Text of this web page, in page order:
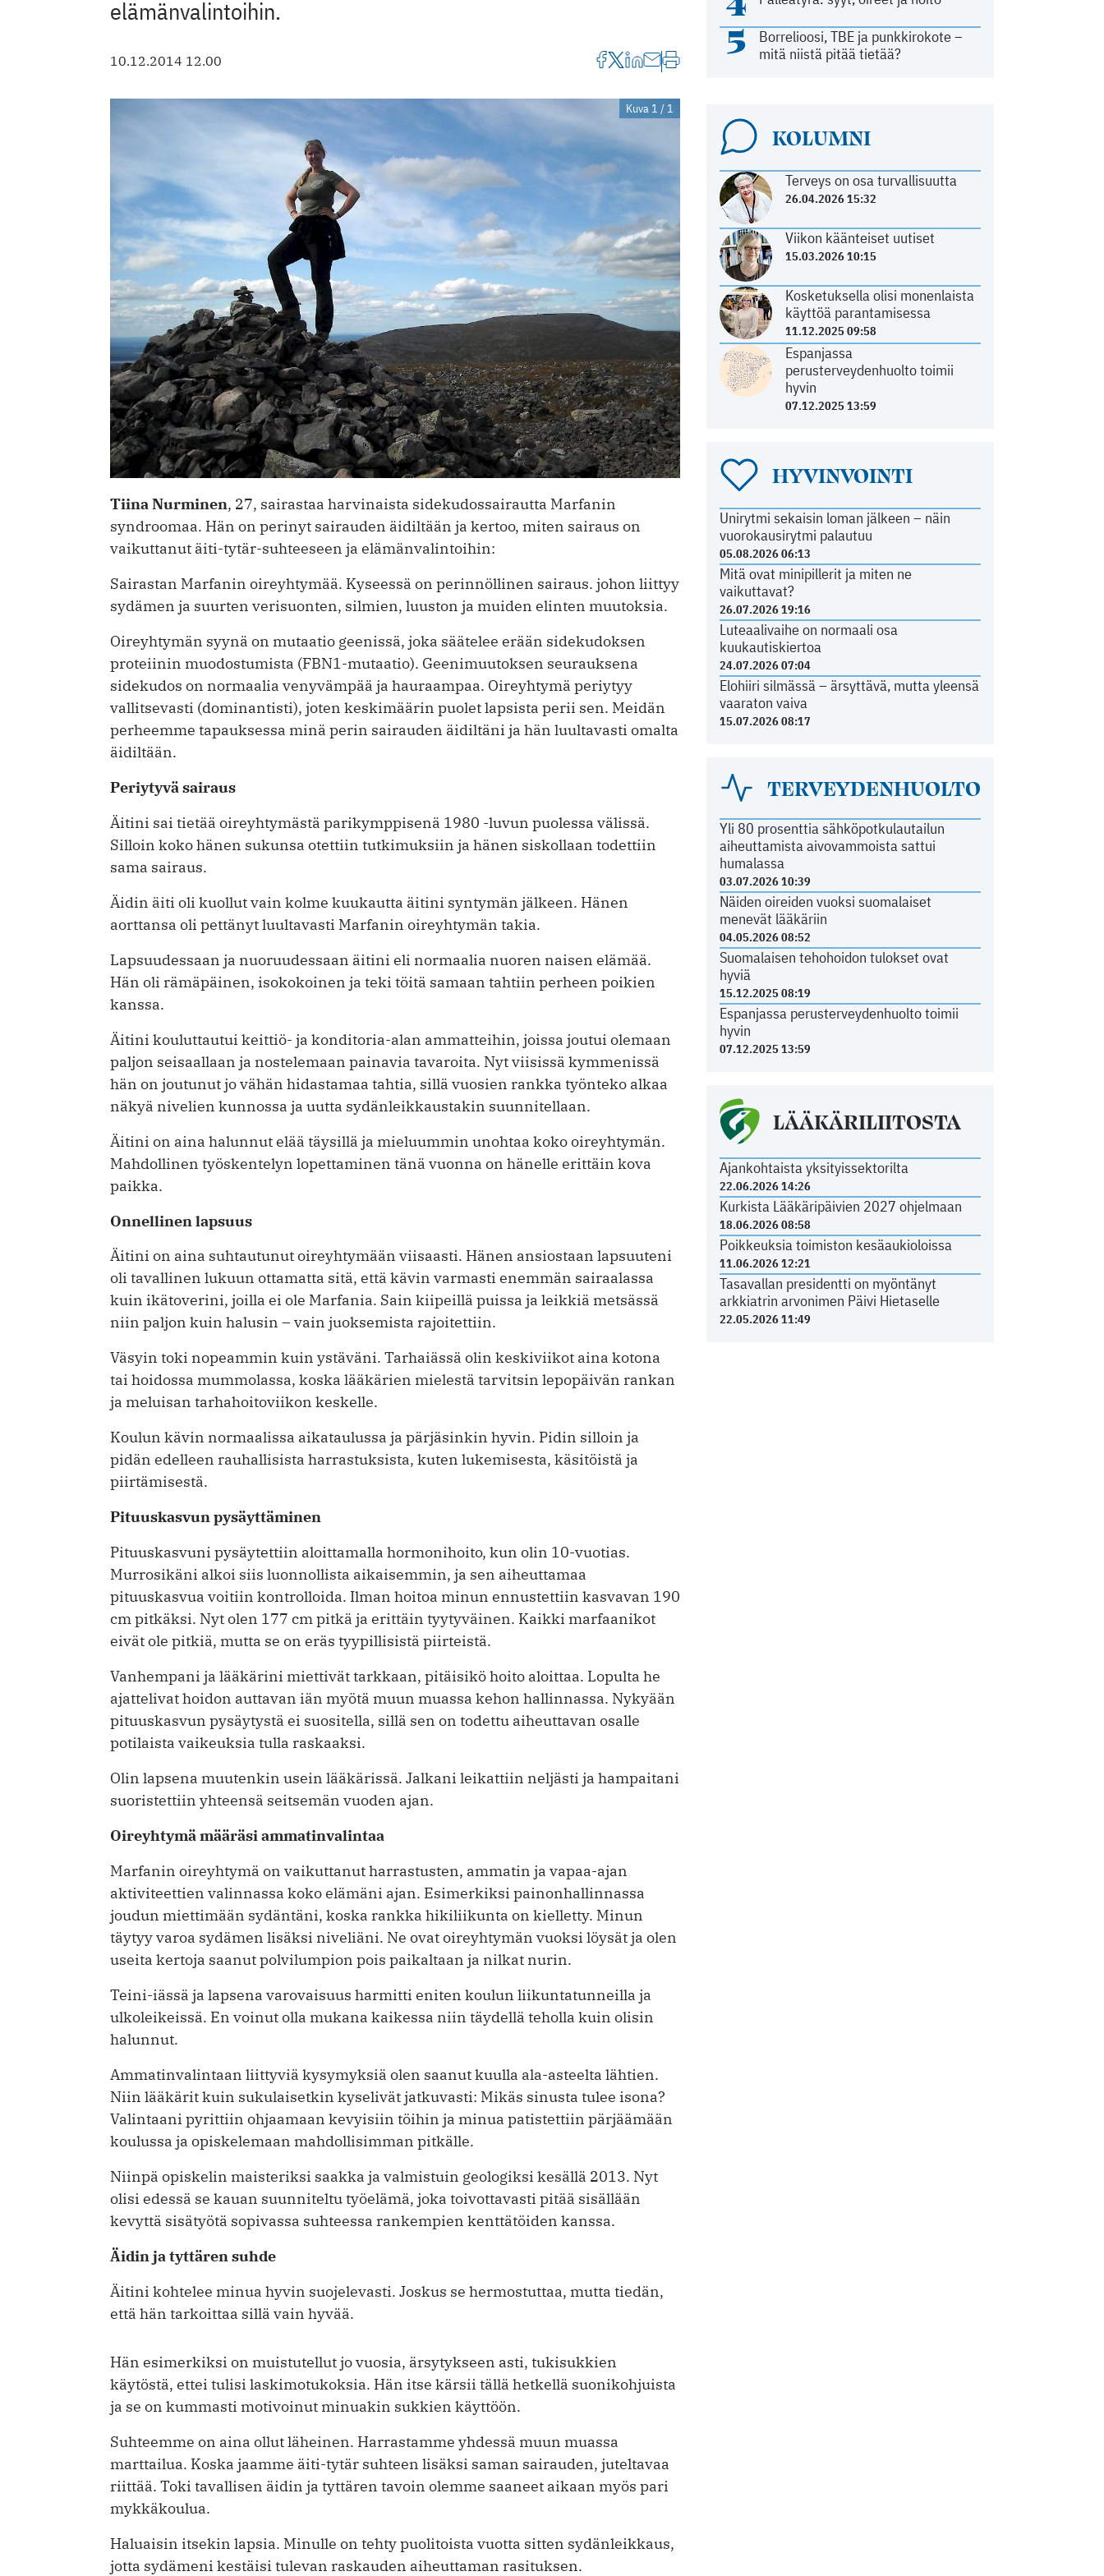
5
Borrelioosi, TBE ja punkkirokote –
mitä niistä pitää tietää?
KOLUMNI
Terveys on osa turvallisuutta
26.04.2026 15:32
Viikon käänteiset uutiset
15.03.2026 10:15
Kosketuksella olisi monenlaista
käyttöä parantamisessa
11.12.2025 09:58
Espanjassa
perusterveydenhuolto toimii
hyvin
07.12.2025 13:59
HYVINVOINTI
Unirytmi sekaisin loman jälkeen – näin
vuorokausirytmi palautuu
05.08.2026 06:13
Mitä ovat minipillerit ja miten ne
vaikuttavat?
26.07.2026 19:16
Luteaalivaihe on normaali osa
kuukautiskiertoa
24.07.2026 07:04
Elohiiri silmässä – ärsyttävä, mutta yleensä
vaaraton vaiva
15.07.2026 08:17
TERVEYDENHUOLTO
Yli 80 prosenttia sähköpotkulautailun
aiheuttamista aivovammoista sattui
humalassa
03.07.2026 10:39
Näiden oireiden vuoksi suomalaiset
menevät lääkäriin
04.05.2026 08:52
Suomalaisen tehohoidon tulokset ovat
hyviä
15.12.2025 08:19
Espanjassa perusterveydenhuolto toimii
hyvin
07.12.2025 13:59
LÄÄKÄRILIITOSTA
Ajankohtaista yksityissektorilta
22.06.2026 14:26
Kurkista Lääkäripäivien 2027 ohjelmaan
18.06.2026 08:58
Poikkeuksia toimiston kesäaukioloissa
11.06.2026 12:21
Tasavallan presidentti on myöntänyt
arkkiatrin arvonimen Päivi Hietaselle
22.05.2026 11:49
elämänvalintoihin.
10.12.2014 12.00
Kuva 1 / 1
Tiina Nurminen, 27, sairastaa harvinaista sidekudossairautta Marfanin
syndroomaa. Hän on perinyt sairauden äidiltään ja kertoo, miten sairaus on
vaikuttanut äiti-tytär-suhteeseen ja elämänvalintoihin:
Sairastan Marfanin oireyhtymää. Kyseessä on perinnöllinen sairaus. johon liittyy
sydämen ja suurten verisuonten, silmien, luuston ja muiden elinten muutoksia.
Oireyhtymän syynä on mutaatio geenissä, joka säätelee erään sidekudoksen
proteiinin muodostumista (FBN1-mutaatio). Geenimuutoksen seurauksena
sidekudos on normaalia venyvämpää ja hauraampaa. Oireyhtymä periytyy
vallitsevasti (dominantisti), joten keskimäärin puolet lapsista perii sen. Meidän
perheemme tapauksessa minä perin sairauden äidiltäni ja hän luultavasti omalta
äidiltään.
Periytyvä sairaus
Äitini sai tietää oireyhtymästä parikymppisenä 1980 -luvun puolessa välissä.
Silloin koko hänen sukunsa otettiin tutkimuksiin ja hänen siskollaan todettiin
sama sairaus.
Äidin äiti oli kuollut vain kolme kuukautta äitini syntymän jälkeen. Hänen
aorttansa oli pettänyt luultavasti Marfanin oireyhtymän takia.
Lapsuudessaan ja nuoruudessaan äitini eli normaalia nuoren naisen elämää.
Hän oli rämäpäinen, isokokoinen ja teki töitä samaan tahtiin perheen poikien
kanssa.
Äitini kouluttautui keittiö- ja konditoria-alan ammatteihin, joissa joutui olemaan
paljon seisaallaan ja nostelemaan painavia tavaroita. Nyt viisissä kymmenissä
hän on joutunut jo vähän hidastamaa tahtia, sillä vuosien rankka työnteko alkaa
näkyä nivelien kunnossa ja uutta sydänleikkaustakin suunnitellaan.
Äitini on aina halunnut elää täysillä ja mieluummin unohtaa koko oireyhtymän.
Mahdollinen työskentelyn lopettaminen tänä vuonna on hänelle erittäin kova
paikka.
Onnellinen lapsuus
Äitini on aina suhtautunut oireyhtymään viisaasti. Hänen ansiostaan lapsuuteni
oli tavallinen lukuun ottamatta sitä, että kävin varmasti enemmän sairaalassa
kuin ikätoverini, joilla ei ole Marfania. Sain kiipeillä puissa ja leikkiä metsässä
niin paljon kuin halusin – vain juoksemista rajoitettiin.
Väsyin toki nopeammin kuin ystäväni. Tarhaiässä olin keskiviikot aina kotona
tai hoidossa mummolassa, koska lääkärien mielestä tarvitsin lepopäivän rankan
ja meluisan tarhahoitoviikon keskelle.
Koulun kävin normaalissa aikataulussa ja pärjäsinkin hyvin. Pidin silloin ja
pidän edelleen rauhallisista harrastuksista, kuten lukemisesta, käsitöistä ja
piirtämisestä.
Pituuskasvun pysäyttäminen
Pituuskasvuni pysäytettiin aloittamalla hormonihoito, kun olin 10-vuotias.
Murrosikäni alkoi siis luonnollista aikaisemmin, ja sen aiheuttamaa
pituuskasvua voitiin kontrolloida. Ilman hoitoa minun ennustettiin kasvavan 190
cm pitkäksi. Nyt olen 177 cm pitkä ja erittäin tyytyväinen. Kaikki marfaanikot
eivät ole pitkiä, mutta se on eräs tyypillisistä piirteistä.
Vanhempani ja lääkärini miettivät tarkkaan, pitäisikö hoito aloittaa. Lopulta he
ajattelivat hoidon auttavan iän myötä muun muassa kehon hallinnassa. Nykyään
pituuskasvun pysäytystä ei suositella, sillä sen on todettu aiheuttavan osalle
potilaista vaikeuksia tulla raskaaksi.
Olin lapsena muutenkin usein lääkärissä. Jalkani leikattiin neljästi ja hampaitani
suoristettiin yhteensä seitsemän vuoden ajan.
Oireyhtymä määräsi ammatinvalintaa
Marfanin oireyhtymä on vaikuttanut harrastusten, ammatin ja vapaa-ajan
aktiviteettien valinnassa koko elämäni ajan. Esimerkiksi painonhallinnassa
joudun miettimään sydäntäni, koska rankka hikiliikunta on kielletty. Minun
täytyy varoa sydämen lisäksi niveliäni. Ne ovat oireyhtymän vuoksi löysät ja olen
useita kertoja saanut polvilumpion pois paikaltaan ja nilkat nurin.
Teini-iässä ja lapsena varovaisuus harmitti eniten koulun liikuntatunneilla ja
ulkoleikeissä. En voinut olla mukana kaikessa niin täydellä teholla kuin olisin
halunnut.
Ammatinvalintaan liittyviä kysymyksiä olen saanut kuulla ala-asteelta lähtien.
Niin lääkärit kuin sukulaisetkin kyselivät jatkuvasti: Mikäs sinusta tulee isona?
Valintaani pyrittiin ohjaamaan kevyisiin töihin ja minua patistettiin pärjäämään
koulussa ja opiskelemaan mahdollisimman pitkälle.
Niinpä opiskelin maisteriksi saakka ja valmistuin geologiksi kesällä 2013. Nyt
olisi edessä se kauan suunniteltu työelämä, joka toivottavasti pitää sisällään
kevyttä sisätyötä sopivassa suhteessa rankempien kenttätöiden kanssa.
Äidin ja tyttären suhde
Äitini kohtelee minua hyvin suojelevasti. Joskus se hermostuttaa, mutta tiedän,
että hän tarkoittaa sillä vain hyvää.
Hän esimerkiksi on muistutellut jo vuosia, ärsytykseen asti, tukisukkien
käytöstä, ettei tulisi laskimotukoksia. Hän itse kärsii tällä hetkellä suonikohjuista
ja se on kummasti motivoinut minuakin sukkien käyttöön.
Suhteemme on aina ollut läheinen. Harrastamme yhdessä muun muassa
marttailua. Koska jaamme äiti-tytär suhteen lisäksi saman sairauden, juteltavaa
riittää. Toki tavallisen äidin ja tyttären tavoin olemme saaneet aikaan myös pari
mykkäkoulua.
Haluaisin itsekin lapsia. Minulle on tehty puolitoista vuotta sitten sydänleikkaus,
jotta sydämeni kestäisi tulevan raskauden aiheuttaman rasituksen.